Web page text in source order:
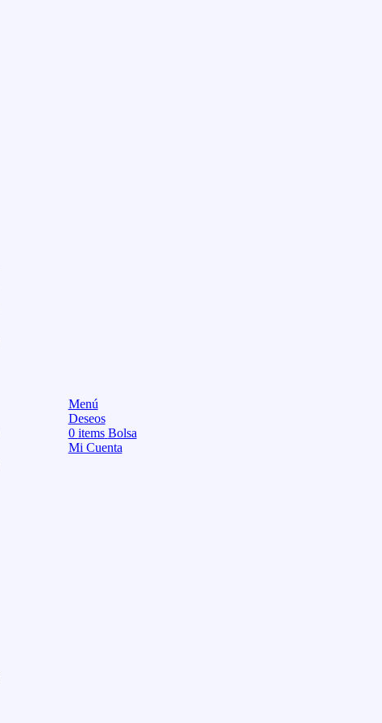
Menú
Deseos
0 items Bolsa
Mi Cuenta